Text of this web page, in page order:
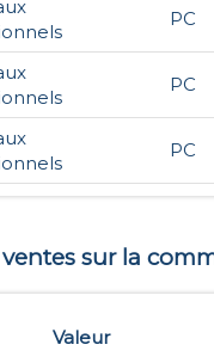
PC
PC
PC
sur la
Valeur